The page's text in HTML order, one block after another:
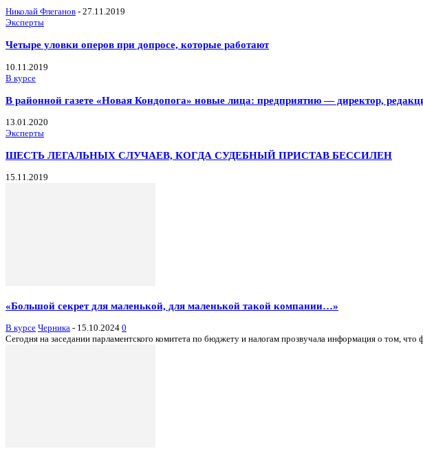
Николай Флеганов - 27.11.2019
Эксперты
Четыре уловки оперов при допросе, которые работают
10.11.2019
В курсе
В районной газете «Новая Кондопога» новые лица: предприятию — директор,
13.01.2020
Эксперты
ШЕСТЬ ЛЕГАЛЬНЫХ СЛУЧАЕВ, КОГДА СУДЕБНЫЙ ПРИСТАВ БЕССИЛЕН
15.11.2019
«Большой секрет для маленькой, для маленькой такой компании…»
В курсе Черника - 15.10.2024 0
Сегодня на заседании парламентского комитета по бюджету и налогам прозвучала информация о том,